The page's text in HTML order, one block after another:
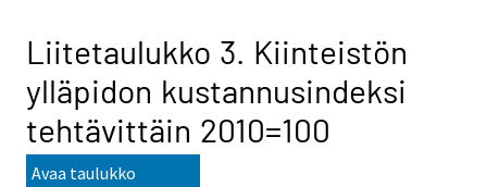
Liitetaulukko 3. Kiinteistön
ylläpidon kustannusindeksi
tehtävittäin 2010=100
Avaa taulukko